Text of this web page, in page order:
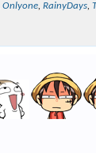
Onlyone, RainyDays,